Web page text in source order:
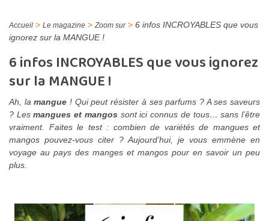
Accueil > Le magazine > Zoom sur> 6 infos INCROYABLES que vous
ignorez sur la MANGUE !
6 infos INCROYABLES que vous ignorez
sur la MANGUE !
Ah, lamangue ! Qui peut résister à ses parfums ? A ses saveurs
? Lesmangues et mangossont ici connus de tous… sans l’être
vraiment. Faites le test : combien de variétés de mangues et
mangos pouvez-vous citer ? Aujourd’hui, je vous emmène en
voyage au pays des manges et mangos pour en savoir un peu
plus.